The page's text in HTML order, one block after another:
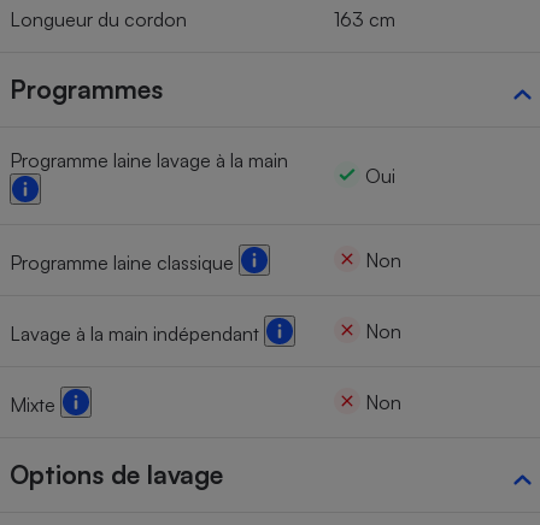
Longueur du cordon 163 cm
Programmes
Programme laine lavage à la main
Oui
Programme laine classique Non
Lavage à la main indépendant Non
Mixte Non
Options de lavage